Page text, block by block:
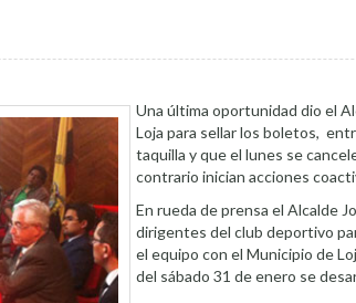
Una última oportunidad dio el
Loja para sellar los boletos,
taquilla y que el lunes se
contrario inician acciones
En rueda de prensa el Alcalde
dirigentes del club deportivo
el equipo con el Municipio de
del sábado 31 de enero se